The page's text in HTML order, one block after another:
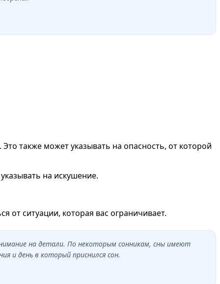
также может указывать на опасность, от которой
на искушение.
от ситуации, которая вас ограничивает.
на детали. По некоторым сонникам, сны имеют
и день в который приснился сон.